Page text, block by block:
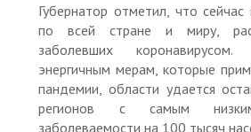
Губернатор отметил, что сейчас
по всей стране и миру,
заболевших
энергичным мерам, которые
пандемии, области удается
регионов с самым
заболеваемости на 100 тысяч